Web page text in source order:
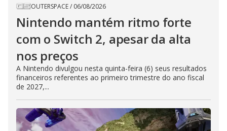
OUTERSPACE/ 06/08/2026
Nintendo mantém ritmo forte
com o Switch 2, apesar da alta
nos preços
A Nintendo divulgou nesta quinta-feira (6) seus resultados
financeiros referentes ao primeiro trimestre do ano fiscal
de 2027,...